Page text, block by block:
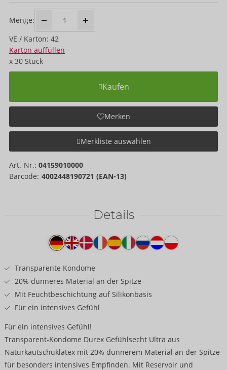
Menge:
VE / Karton: 42
Karton auffüllen
x 30 Stück
Kaufen
Merken
Merkliste auswählen
Art.-Nr.: 04159010000
Barcode: 4002448190721 (EAN-13)
Details
Produkttext
Transparente Kondome
20% dünneres Material an der Spitze
Mit Feuchtbeschichtung auf Silikonbasis
Für ein intensives Gefühl
Für ein intensives Gefühl!
Transparent-Kondome Durex Gefühlsecht Ultra aus
Naturkautschuklatex mit 20% dünnerem Material an der Spitze
für besonders intensives Empfinden. Mit Reservoir und